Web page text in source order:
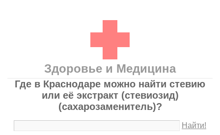
Здоровье и Медицина
Где в Краснодаре можно найти стевию
или её экстракт (стевиозид)
(сахарозаменитель)?
Найти!